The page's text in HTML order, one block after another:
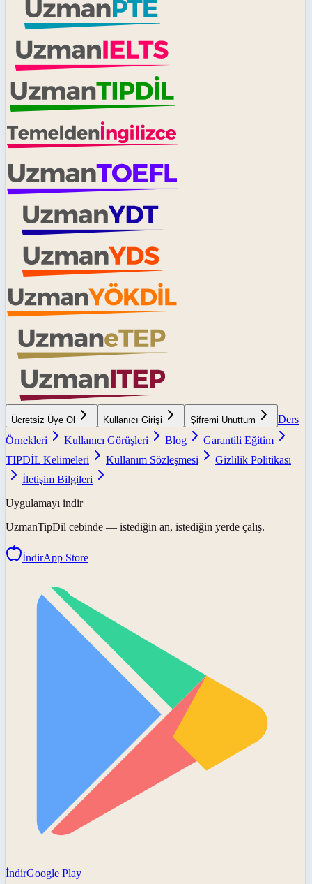
Ücretsiz Üye Ol Kullanıcı Girişi Şifremi Unuttum
Ders
Örnekleri
Kullanıcı Görüşleri Blog
Garantili Eğitim
TIPDİL Kelimeleri
Kullanım Sözleşmesi
Gizlilik Politikası
İletişim Bilgileri
Uygulamayı indir
UzmanTipDil cebinde — istediğin an, istediğin yerde çalış.
İndirApp Store
İndirGoogle Play